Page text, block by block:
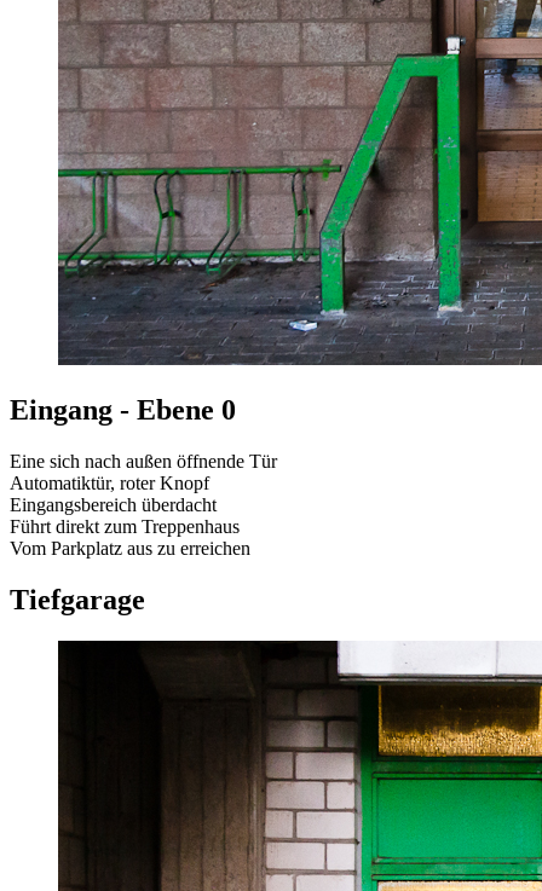
Eingang - Ebene 0
Eine sich nach außen öffnende Tür
Automatiktür, roter Knopf
Eingangsbereich überdacht
Führt direkt zum Treppenhaus
Vom Parkplatz aus zu erreichen
Tiefgarage